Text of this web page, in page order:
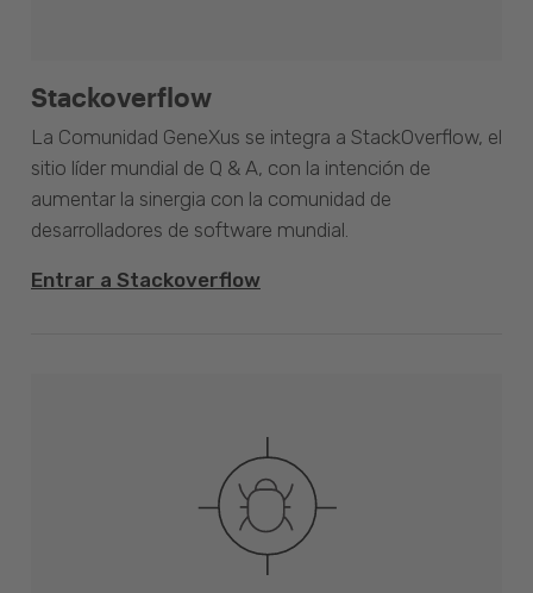
Stackoverflow
La Comunidad GeneXus se integra a StackOverflow, el
sitio líder mundial de Q & A, con la intención de
aumentar la sinergia con la comunidad de
desarrolladores de software mundial.
Entrar a Stackoverflow